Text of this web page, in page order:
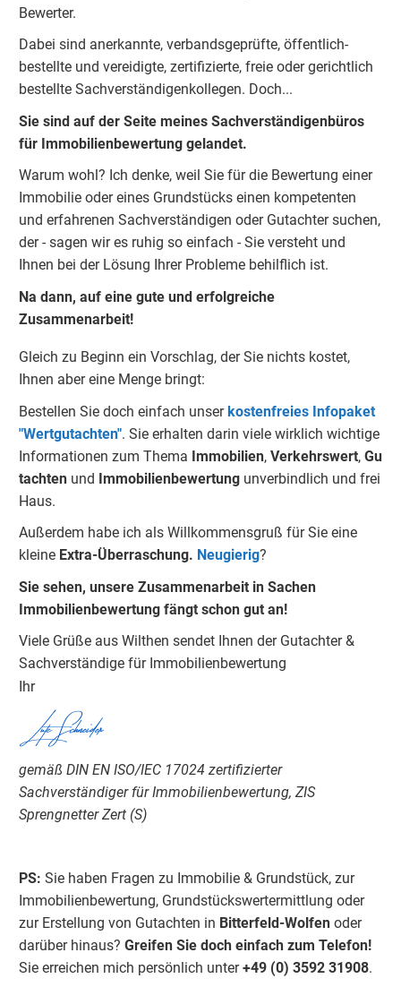
Bewerter.
Dabei sind anerkannte, verbandsgeprüfte, öffentlich-
bestellte und vereidigte, zertifizierte, freie oder gerichtlich
bestellte Sachverständigenkollegen. Doch...
Sie sind auf der Seite meines Sachverständigenbüros
für Immobilienbewertung gelandet.
Warum wohl? Ich denke, weil Sie für die Bewertung einer
Immobilie oder eines Grundstücks einen kompetenten
und erfahrenen Sachverständigen oder Gutachter suchen,
der - sagen wir es ruhig so einfach - Sie versteht und
Ihnen bei der Lösung Ihrer Probleme behilflich ist.
Na dann, auf eine gute und erfolgreiche
Zusammenarbeit!
Gleich zu Beginn ein Vorschlag, der Sie nichts kostet,
Ihnen aber eine Menge bringt:
Bestellen Sie doch einfach unserkostenfreies Infopaket
"Wertgutachten". Sie erhalten darin viele wirklich wichtige
Informationen zum Thema Immobilien, Verkehrswert, Gu
tachten und Immobilienbewertung unverbindlich und frei
Haus.
Außerdem habe ich als Willkommensgruß für Sie eine
kleine Extra-Überraschung. Neugierig?
Sie sehen, unsere Zusammenarbeit in Sachen
Immobilienbewertung fängt schon gut an!
Viele Grüße aus Wilthen sendet Ihnen der Gutachter &
Sachverständige für Immobilienbewertung
Ihr​
Lutz Schneider
gemäß DIN EN ISO/IEC 17024 zertifizierter
Sachverständiger für Immobilienbewertung, ZIS
Sprengnetter Zert (S)
PS: Sie haben Fragen zu Immobilie & Grundstück, zur
Immobilienbewertung, Grundstückswertermittlung oder
zur Erstellung von Gutachten in Bitterfeld-Wolfen oder
darüber hinaus? Greifen Sie doch einfach zum Telefon!
Sie erreichen mich persönlich unter+49 (0) 3592 31908.